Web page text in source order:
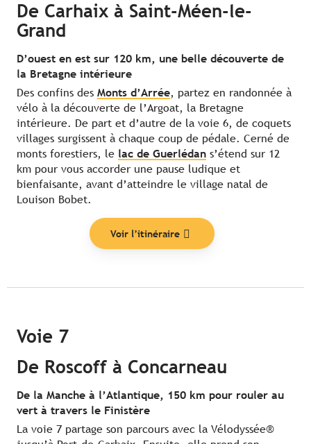
De Carhaix à Saint-Méen-le-
Grand
D’ouest en est sur 120 km, une belle découverte de
la Bretagne intérieure
Des confins des Monts d’Arrée, partez en randonnée à
vélo à la découverte de l’Argoat, la Bretagne
intérieure. De part et d’autre de la voie 6, de coquets
villages surgissent à chaque coup de pédale. Cerné de
monts forestiers, le lac de Guerlédan s’étend sur 12
km pour vous accorder une pause ludique et
bienfaisante, avant d’atteindre le village natal de
Louison Bobet.
Voir l’itinéraire
Voie 7
De Roscoff à Concarneau
De la Manche à l’Atlantique, 150 km pour rouler au
vert à travers le Finistère
La voie 7 partage son parcours avec la Vélodyssée®